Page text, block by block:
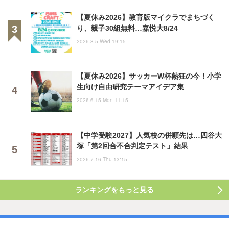
【夏休み2026】教育版マイクラでまちづく
り、親子30組無料…嘉悦大8/24
2026.8.5 Wed 19:15
【夏休み2026】サッカーW杯熱狂の今！小学
生向け自由研究テーマアイデア集
2026.6.15 Mon 11:15
【中学受験2027】人気校の併願先は…四谷大
塚「第2回合不合判定テスト」結果
2026.7.16 Thu 13:15
ランキングをもっと見る